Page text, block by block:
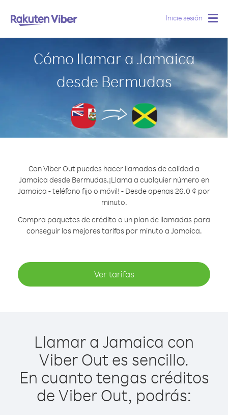
Inicie sesión
Cómo llamar a Jamaica
desde Bermudas
Con Viber Out puedes hacer llamadas de calidad a
Jamaica desde Bermudas.¡Llama a cualquier número en
Jamaica - teléfono fijo o móvil! - Desde apenas 26.0 ¢ por
minuto.
Compra paquetes de crédito o un plan de llamadas para
conseguir las mejores tarifas por minuto a Jamaica.
Ver tarifas
Llamar a Jamaica con
Viber Out es sencillo.
En cuanto tengas créditos
de Viber Out, podrás: